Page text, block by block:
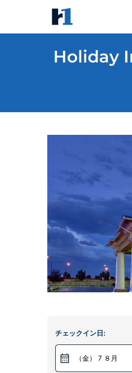
Holiday
Holiday Inn
料金
チェックイン日:
（金） 7 ８月